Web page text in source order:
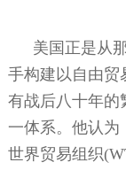
美国正是从
手构建以自由贸
有战后八十年的
一体系。他认为
世界贸易组织